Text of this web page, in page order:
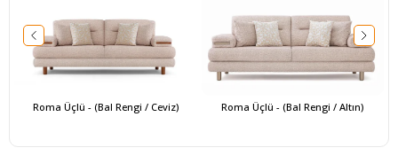
Roma Üçlü - (Bal Rengi / Ceviz) Roma Üçlü - (Bal Rengi / Altın)